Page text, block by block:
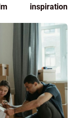
inspiration